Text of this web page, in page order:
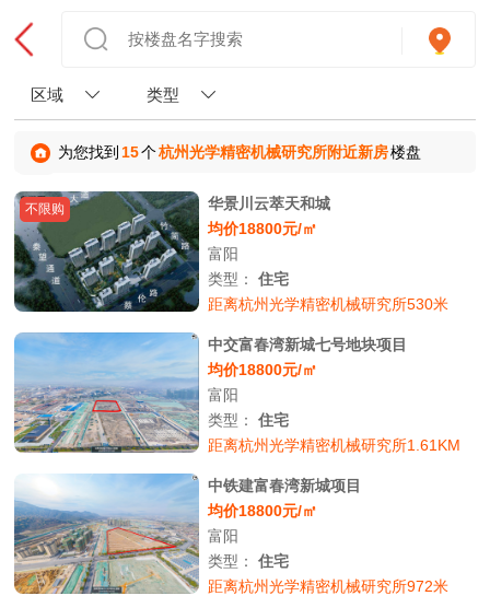
区域 类型
为您找到 15个杭州光学精密机械研究所附近新房楼盘
不限购
华景川云萃天和城
均价18800元/㎡
富阳
类型：住宅
距离杭州光学精密机械研究所530米
中交富春湾新城七号地块项目
均价18800元/㎡
富阳
类型：住宅
距离杭州光学精密机械研究所1.61KM
中铁建富春湾新城项目
均价18800元/㎡
富阳
类型：住宅
距离杭州光学精密机械研究所972米